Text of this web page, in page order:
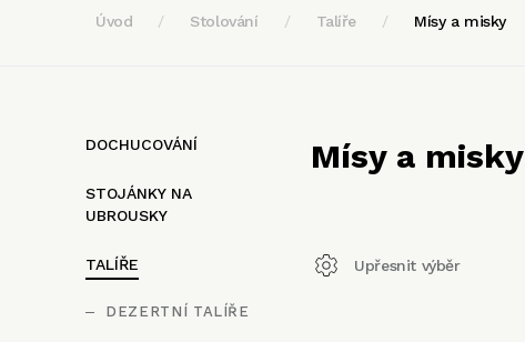
Úvod Stolování Talíře Mísy a misky
DOCHUCOVÁNÍ
STOJÁNKY NA
UBROUSKY
TALÍŘE
DEZERTNÍ TALÍŘE
Mísy a misky
Upřesnit výběr